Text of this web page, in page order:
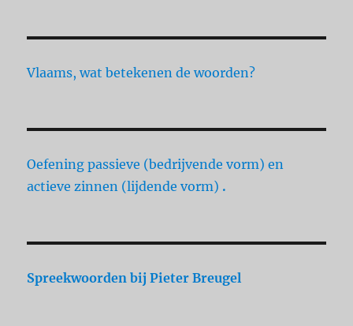
Vlaams, wat betekenen de woorden?
Oefening passieve (bedrijvende vorm) en
actieve zinnen (lijdende vorm) .
Spreekwoorden bij Pieter Breugel